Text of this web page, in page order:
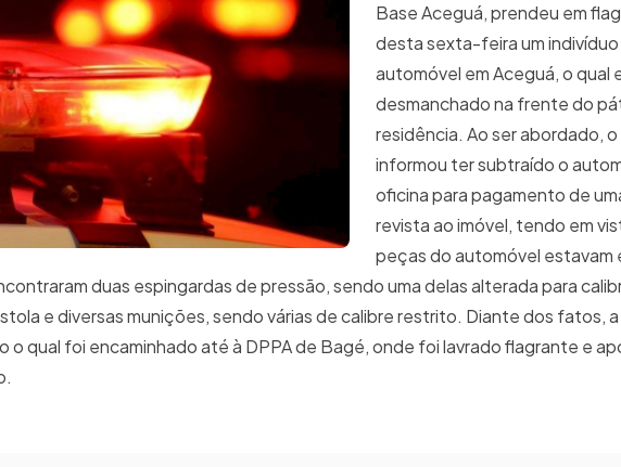
Base Aceguá, prendeu em
desta sexta-feira um
automóvel em Aceguá, o qual
desmanchado na frente do
residência. Ao ser abordado,
informou ter subtraído o
oficina para pagamento de
revista ao imóvel, tendo em
peças do automóvel estavam
duas espingardas de pressão, sendo uma delas alterada para
e diversas munições, sendo várias de calibre restrito. Diante dos fatos,
o qual foi encaminhado até à DPPA de Bagé, onde foi lavrado flagrante e